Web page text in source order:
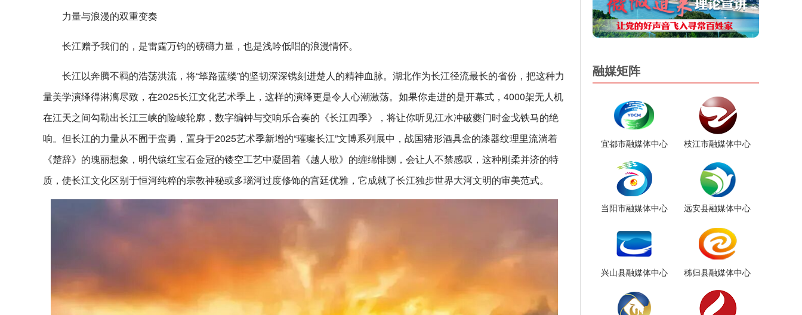
力量与浪漫的双重变奏
长江赠予我们的，是雷霆万钧的磅礴力量，也是浅吟低唱的浪漫情怀。
长江以奔腾不羁的浩荡洪流，将“筚路蓝缕”的坚韧深深镌刻进楚人的精神血脉。湖北作为长江径流最长的省份，把这种力
量美学演绎得淋漓尽致，在2025长江文化艺术季上，这样的演绎更是令人心潮激荡。如果你走进的是开幕式，4000架无人机
在江天之间勾勒出长江三峡的险峻轮廓，数字编钟与交响乐合奏的《长江四季》，将让你听见江水冲破夔门时金戈铁马的绝
响。但长江的力量从不囿于蛮勇，置身于2025艺术季新增的“璀璨长江”文博系列展中，战国猪形酒具盒的漆器纹理里流淌着
《楚辞》的瑰丽想象，明代镶红宝石金冠的镂空工艺中凝固着《越人歌》的缠绵悱恻，会让人不禁感叹，这种刚柔并济的特
质，使长江文化区别于恒河纯粹的宗教神秘或多瑙河过度修饰的宫廷优雅，它成就了长江独步世界大河文明的审美范式。
融媒矩阵
宜都市融媒体中心 枝江市融媒体中心
当阳市融媒体中心 远安县融媒体中心
兴山县融媒体中心 秭归县融媒体中心